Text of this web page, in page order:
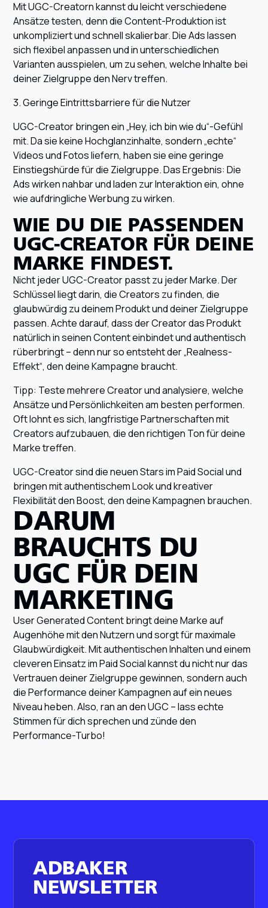
Mit UGC-Creatorn kannst du leicht verschiedene
Ansätze testen, denn die Content-Produktion ist
unkompliziert und schnell skalierbar. Die Ads lassen
sich flexibel anpassen und in unterschiedlichen
Varianten ausspielen, um zu sehen, welche Inhalte bei
deiner Zielgruppe den Nerv treffen.
3. Geringe Eintrittsbarriere für die Nutzer
UGC-Creator bringen ein „Hey, ich bin wie du“-Gefühl
mit. Da sie keine Hochglanzinhalte, sondern „echte“
Videos und Fotos liefern, haben sie eine geringe
Einstiegshürde für die Zielgruppe. Das Ergebnis: Die
Ads wirken nahbar und laden zur Interaktion ein, ohne
wie aufdringliche Werbung zu wirken.
WIE DU DIE PASSENDEN
UGC-CREATOR FÜR DEINE
MARKE FINDEST.
Nicht jeder UGC-Creator passt zu jeder Marke. Der
Schlüssel liegt darin, die Creators zu finden, die
glaubwürdig zu deinem Produkt und deiner Zielgruppe
passen. Achte darauf, dass der Creator das Produkt
natürlich in seinen Content einbindet und authentisch
rüberbringt – denn nur so entsteht der „Realness-
Effekt“, den deine Kampagne braucht.
Tipp: Teste mehrere Creator und analysiere, welche
Ansätze und Persönlichkeiten am besten performen.
Oft lohnt es sich, langfristige Partnerschaften mit
Creators aufzubauen, die den richtigen Ton für deine
Marke treffen.
UGC-Creator sind die neuen Stars im Paid Social und
bringen mit authentischem Look und kreativer
Flexibilität den Boost, den deine Kampagnen brauchen.
DARUM
BRAUCHTS DU
UGC FÜR DEIN
MARKETING
User Generated Content bringt deine Marke auf
Augenhöhe mit den Nutzern und sorgt für maximale
Glaubwürdigkeit. Mit authentischen Inhalten und einem
cleveren Einsatz im Paid Social kannst du nicht nur das
Vertrauen deiner Zielgruppe gewinnen, sondern auch
die Performance deiner Kampagnen auf ein neues
Niveau heben. Also, ran an den UGC – lass echte
Stimmen für dich sprechen und zünde den
Performance-Turbo!
ADBAKER
NEWSLETTER